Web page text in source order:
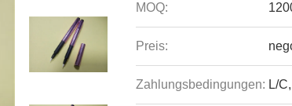
MOQ:
Preis:
Zahlungsbedingungen: L/